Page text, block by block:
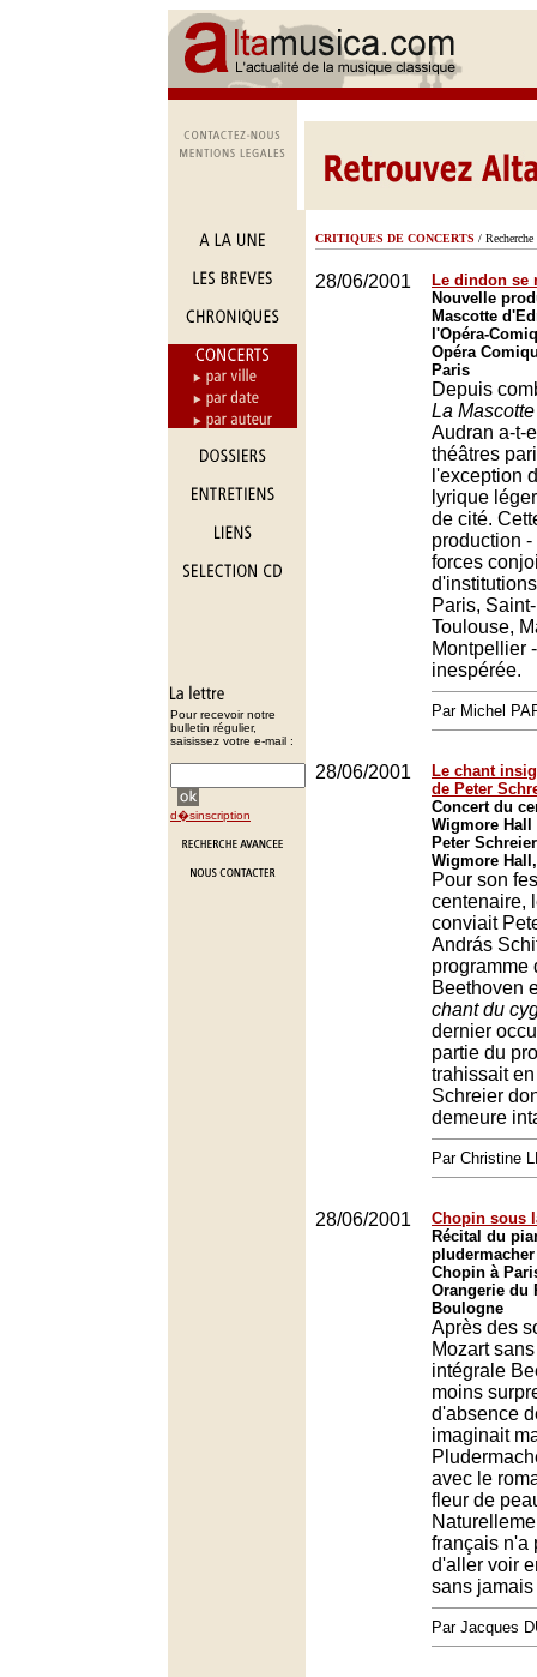
Pour recevoir notre
bulletin régulier,
saisissez votre e-mail :
d�sinscription
CRITIQUES DE CONCERTS / Recherche
28/06/2001
Le dindon se
Nouvelle
Mascotte
l'Opéra-
Opéra
Paris
Depuis
La Mascotte
Audran a-t-
théâtres
l'exception
lyrique
de cité.
production
forces
Paris,
Toulouse,
Montpellier
inespérée.
Par Michel
28/06/2001
Le chant
de Peter
Concert du
Wigmore Hall
Peter
Wigmore
Pour son
centenaire,
conviait
András
programme
Beethoven
chant du
dernier
partie du
trahissait
Schreier
demeure
Par Christine
28/06/2001
Chopin sous
Récital du
Chopin à
Orangerie du
Boulogne
Après des
Mozart
intégrale
moins
d'absence
imaginait
avec le
fleur de
français n'a
d'aller voir
sans jamais
Par Jacques